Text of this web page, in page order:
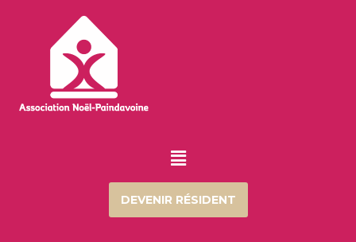
contenu
Menu
DEVENIR RÉSIDENT